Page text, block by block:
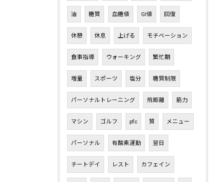
油 糖質 血糖値 GI値 回復
休憩 休息 上げる モチベーション
食事指導 ウォーキング 繁忙期
増量 スポーツ 塩分 糖質制限
パーソナルトレーニング 飛距離 筋力
マシン ゴルフ pfc 質 メニュー
パーソナル 有酸素運動 翌日
チートデイ レスト カフェイン